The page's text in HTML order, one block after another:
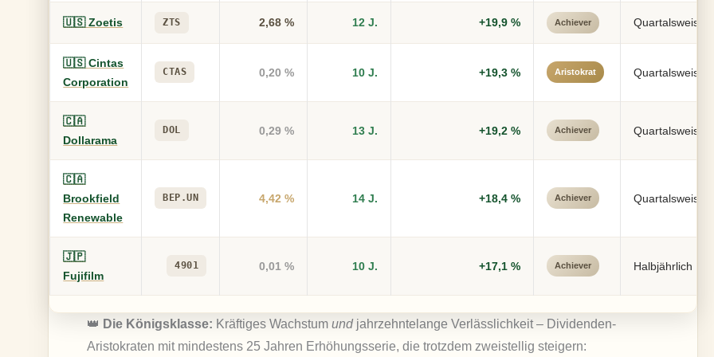
🇺🇸 Zoetis ZTS 2,68 % 12 J. +19,9 % Achiever Quartalsweise
🇺🇸 Cintas
Corporation
CTAS 0,20 % 10 J. +19,3 % Aristokrat Quartalsweise
🇨🇦
Dollarama
DOL 0,29 % 13 J. +19,2 % Achiever Quartalsweise
🇨🇦
Brookfield
Renewable
BEP.UN 4,42 % 14 J. +18,4 % Achiever Quartalsweise
🇯🇵
Fujifilm
4901 0,01 % 10 J. +17,1 % Achiever Halbjährlich
👑 Die Königsklasse: Kräftiges Wachstumundjahrzehntelange Verlässlichkeit – Dividenden-
Aristokraten mit mindestens 25 Jahren Erhöhungsserie, die trotzdem zweistellig steigern: